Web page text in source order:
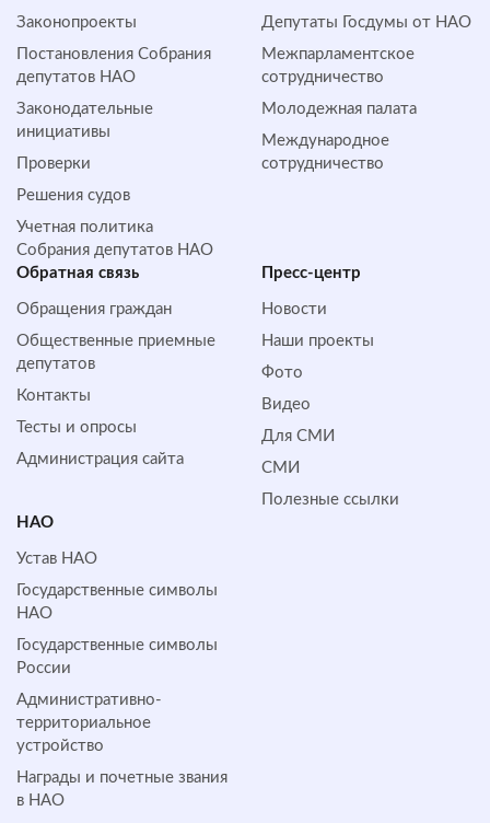
Законопроекты
Постановления Собрания
депутатов НАО
Законодательные
инициативы
Проверки
Решения судов
Учетная политика
Собрания депутатов НАО
Депутаты Госдумы от НАО
Межпарламентское
сотрудничество
Молодежная палата
Международное
сотрудничество
Обратная cвязь
Обращения граждан
Общественные приемные
депутатов
Контакты
Тесты и опросы
Администрация сайта
Пресс-центр
Новости
Наши проекты
Фото
Видео
Для СМИ
СМИ
Полезные ссылки
НАО
Устав НАО
Государственные символы
НАО
Государственные символы
России
Административно-
территориальное
устройство
Награды и почетные звания
в НАО